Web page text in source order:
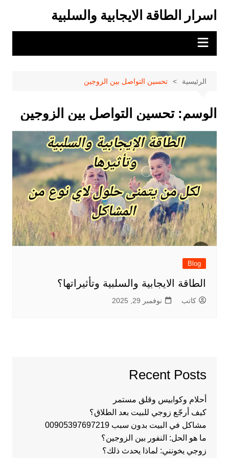
المحتوى
اسرار الطاقة الايجابية والسلبية
الرئيسية تحسين التواصل بين الزوجين
الوسم:تحسين التواصل بين الزوجين
Blog
الطاقة الايجابية والسلبية وتأثيراتها؟
كاتب نوفمبر 29, 2025
Recent Posts
أحلام وكوابيس وقلق مستمر
كيف أرجّع زوجي للبيت بعد الطلاق؟
مشاكل في البيت بدون سبب 00905397697219
ما هو الحل: النفور بين الزوجين؟
زوجي يخونني: لماذا يحدث ذلك؟